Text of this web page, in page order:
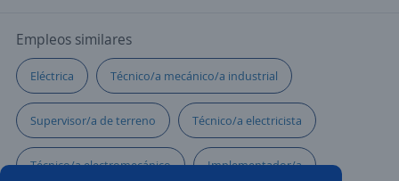
Empleos similares
Eléctrica Técnico/a mecánico/a industrial
Supervisor/a de terreno Técnico/a electricista
Técnico/a electromecánico Implementador/a